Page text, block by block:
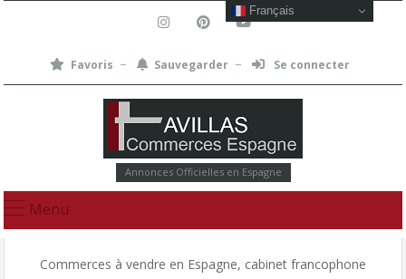
Favoris Sauvegarder Se connecter
Annonces Officielles en Espagne
Menu
Commerces à vendre en Espagne, cabinet francophone
Français